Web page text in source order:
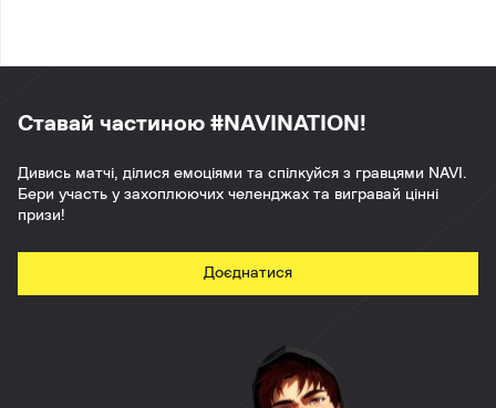
Ставай частиною #NAVINATION!
Дивись матчі, ділися емоціями та спілкуйся з гравцями NAVI.
Бери участь у захоплюючих челенджах та вигравай цінні
призи!
Доєднатися